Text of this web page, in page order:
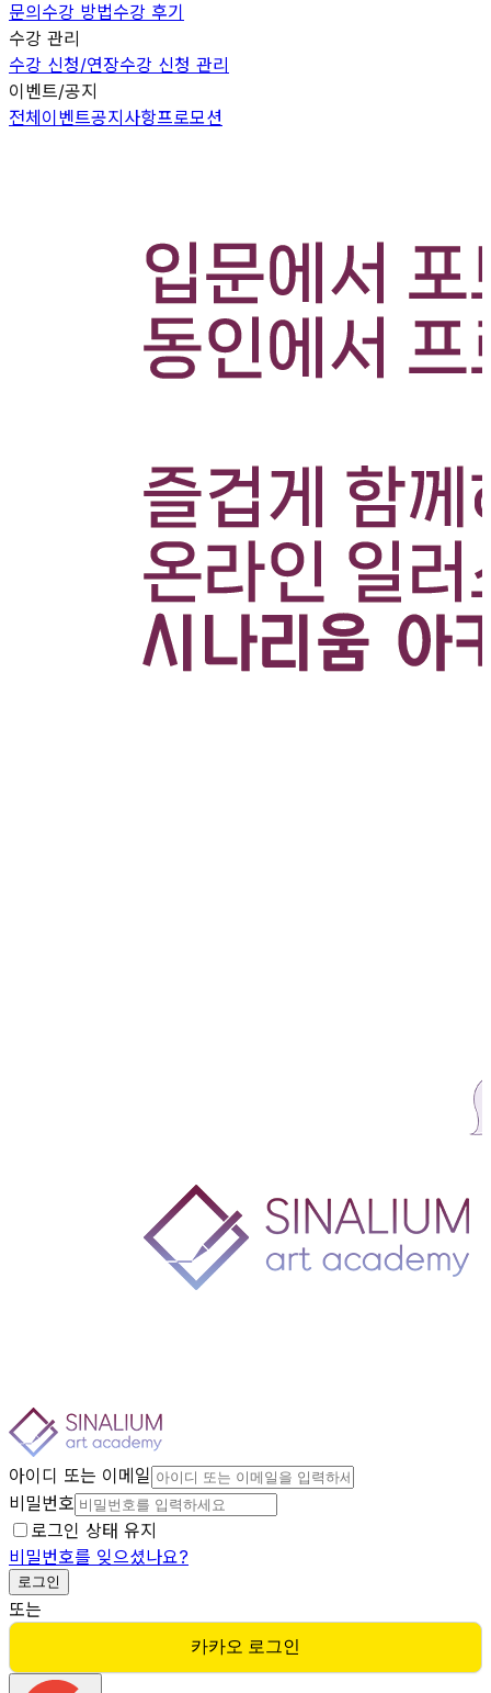
문의 수강 방법수강 후기
수강 관리
수강 신청/연장수강 신청 관리
이벤트/공지
전체 이벤트공지사항프로모션
아이디 또는 이메일
비밀번호
로그인 상태 유지
비밀번호를 잊으셨나요?
로그인
또는
카카오 로그인